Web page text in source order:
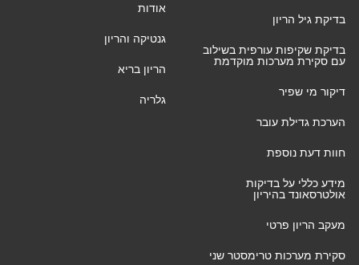
בדיקת גיל הריון
בדיקת שקיפות עורפית בשילוב
עם סקירת מערכות מוקדמת
דיקור מי שפיר
הערכת גדילת עובר
חוות דעת נוספת
מידע כללי על בדיקות
אולטרסאונד בהיריון
מעקב הריון פרטי
סקירת מערכות טרימסטר שני
אודות
גנטיקה והריון
הריון בריא
גלריה